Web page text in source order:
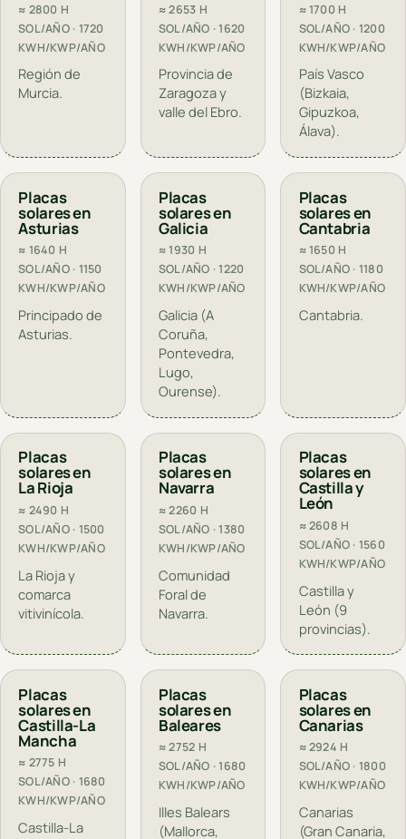
≈ 2800 H
SOL/AÑO · 1720
KWH/KWP/AÑO
Región de
Murcia.
≈ 2653 H
SOL/AÑO · 1620
KWH/KWP/AÑO
Provincia de
Zaragoza y
valle del Ebro.
≈ 1700 H
SOL/AÑO · 1200
KWH/KWP/AÑO
País Vasco
(Bizkaia,
Gipuzkoa,
Álava).
Placas
solares en
Asturias
≈ 1640 H
SOL/AÑO · 1150
KWH/KWP/AÑO
Principado de
Asturias.
Placas
solares en
Galicia
≈ 1930 H
SOL/AÑO · 1220
KWH/KWP/AÑO
Galicia (A
Coruña,
Pontevedra,
Lugo,
Ourense).
Placas
solares en
Cantabria
≈ 1650 H
SOL/AÑO · 1180
KWH/KWP/AÑO
Cantabria.
Placas
solares en
La Rioja
≈ 2490 H
SOL/AÑO · 1500
KWH/KWP/AÑO
La Rioja y
comarca
vitivinícola.
Placas
solares en
Navarra
≈ 2260 H
SOL/AÑO · 1380
KWH/KWP/AÑO
Comunidad
Foral de
Navarra.
Placas
solares en
Castilla y
León
≈ 2608 H
SOL/AÑO · 1560
KWH/KWP/AÑO
Castilla y
León (9
provincias).
Placas
solares en
Castilla-La
Mancha
≈ 2775 H
SOL/AÑO · 1680
KWH/KWP/AÑO
Castilla-La
Placas
solares en
Baleares
≈ 2752 H
SOL/AÑO · 1680
KWH/KWP/AÑO
Illes Balears
(Mallorca,
Placas
solares en
Canarias
≈ 2924 H
SOL/AÑO · 1800
KWH/KWP/AÑO
Canarias
(Gran Canaria,